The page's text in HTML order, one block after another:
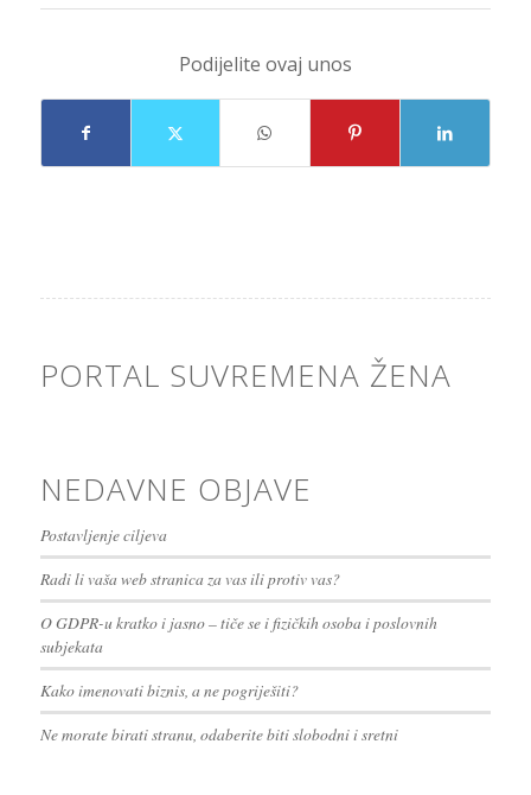
Podijelite ovaj unos
PORTAL SUVREMENA ŽENA
NEDAVNE OBJAVE
Postavljenje ciljeva
Radi li vaša web stranica za vas ili protiv vas?
O GDPR-u kratko i jasno – tiče se i fizičkih osoba i poslovnih
subjekata
Kako imenovati biznis, a ne pogriješiti?
Ne morate birati stranu, odaberite biti slobodni i sretni